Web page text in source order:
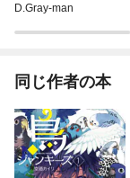
D.Gray-man
同じ作者の本